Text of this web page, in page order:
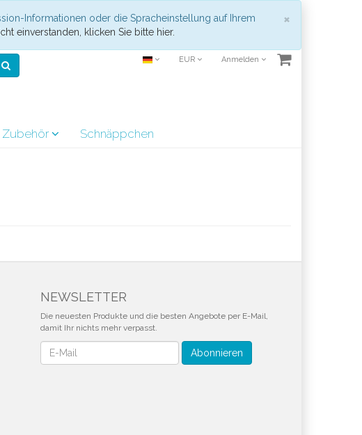
×
Informationen oder die Spracheinstellung auf Ihrem
einverstanden, klicken Sie bitte hier.
EUR Anmelden
Zubehör Schnäppchen
NEWSLETTER
Die neuesten Produkte und die besten Angebote per E-Mail,
damit Ihr nichts mehr verpasst.
Newsletter Abonnieren